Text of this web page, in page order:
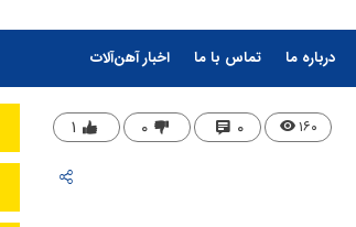
درباره ما تماس با ما اخبار آهن‌آلات
۱۶۰ ۰ ۰ ۱